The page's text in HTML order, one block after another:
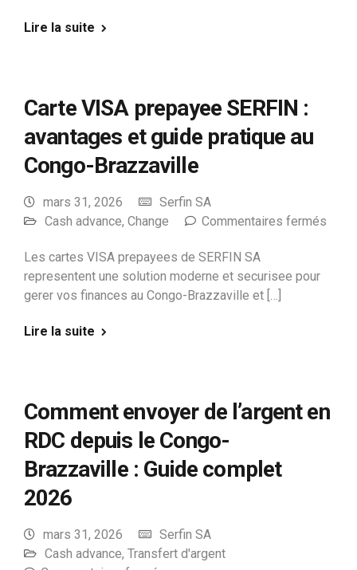
Lire la suite
Carte VISA prepayee SERFIN :
avantages et guide pratique au
Congo-Brazzaville
mars 31, 2026
Serfin SA
Cash advance, Change Commentaires fermés
Les cartes VISA prepayees de SERFIN SA
representent une solution moderne et securisee pour
gerer vos finances au Congo-Brazzaville et […]
Lire la suite
Comment envoyer de l’argent en
RDC depuis le Congo-
Brazzaville : Guide complet
2026
mars 31, 2026
Serfin SA
Cash advance, Transfert d'argent